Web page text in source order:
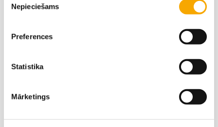
izvēle
Nepieciešams
Preferences
Statistika
Mārketings
Viktors Adijāns